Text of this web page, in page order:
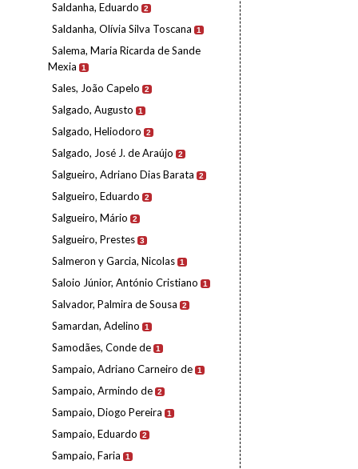
Saldanha, Eduardo 2
Saldanha, Olívia Silva Toscana 1
Salema, Maria Ricarda de Sande
Mexia
1
Sales, João Capelo 2
Salgado, Augusto 1
Salgado, Heliodoro 2
Salgado, José J. de Araújo 2
Salgueiro, Adriano Dias Barata 2
Salgueiro, Eduardo 2
Salgueiro, Mário 2
Salgueiro, Prestes 3
Salmeron y Garcia, Nicolas 1
Saloio Júnior, António Cristiano 1
Salvador, Palmira de Sousa 2
Samardan, Adelino 1
Samodães, Conde de 1
Sampaio, Adriano Carneiro de 1
Sampaio, Armindo de 2
Sampaio, Diogo Pereira 1
Sampaio, Eduardo 2
Sampaio, Faria 1